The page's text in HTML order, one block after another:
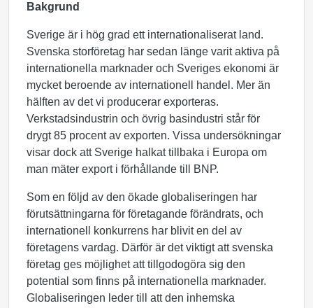
Bakgrund
Sverige är i hög grad ett internationaliserat land.
Svenska storföretag har sedan länge varit aktiva på
internationella marknader och Sveriges ekonomi är
mycket beroende av internationell handel. Mer än
hälften av det vi producerar exporteras.
Verkstadsindustrin och övrig basindustri står för
drygt 85 procent av exporten. Vissa undersökningar
visar dock att Sverige halkat tillbaka i Europa om
man mäter export i förhållande till BNP.
Som en följd av den ökade globaliseringen har
förutsättningarna för företagande förändrats, och
internationell konkurrens har blivit en del av
företagens vardag. Därför är det viktigt att svenska
företag ges möjlighet att tillgodogöra sig den
potential som finns på internationella marknader.
Globaliseringen leder till att den inhemska